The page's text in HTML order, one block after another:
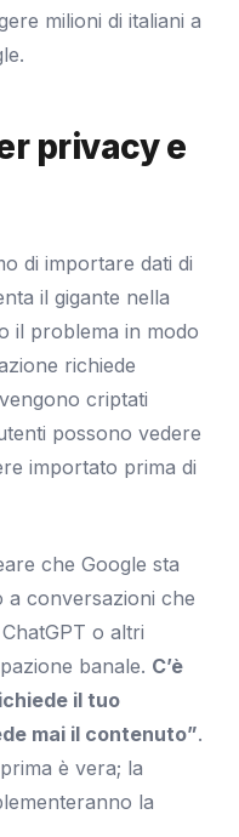
milioni di italiani a
privacy e
di importare dati di
il gigante nella
il problema in modo
richiede
criptati
possono vedere
importato prima di
che Google sta
a conversazioni che
o altri
banale. C’è
il tuo
mai il contenuto”.
è vera; la
la